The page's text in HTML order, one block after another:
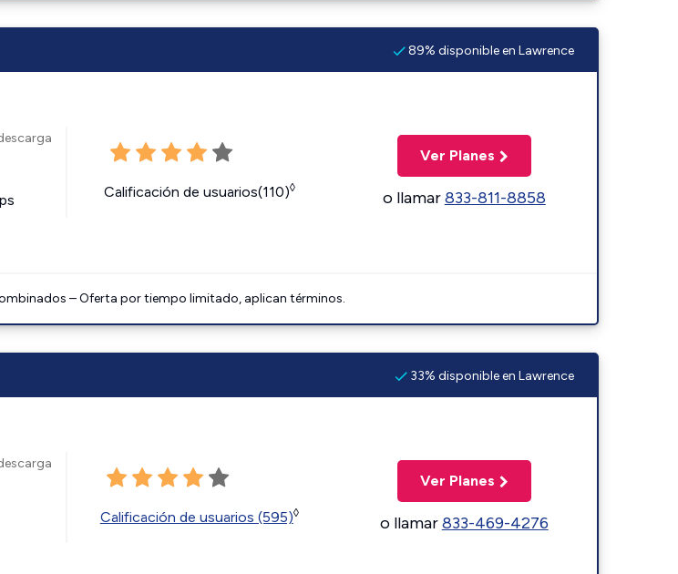
89% disponible en Lawrence
Calificación de usuarios(110)◊
Ver Planes
o llamar833-811-8858
– Oferta por tiempo limitado, aplican términos.
33% disponible en Lawrence
Calificación de usuarios (595)◊
Ver Planes
o llamar833-469-4276